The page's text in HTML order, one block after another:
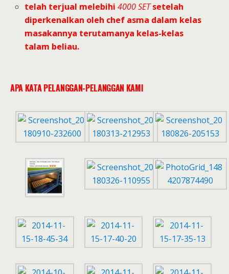
telah terjual melebihi 4000 SET setelah
diperkenalkan oleh chef asma dalam kelas
masakannya terutamanya kelas-kelas
talam beliau.
APA KATA PELANGGAN-PELANGGAN KAMI